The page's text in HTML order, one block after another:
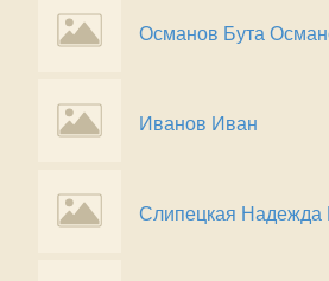
Османов Бута
Иванов Иван
Слипецкая Надежда